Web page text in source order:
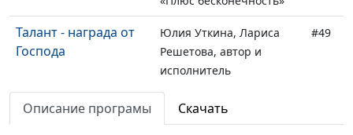
Талант - награда от
Господа
Юлия Уткина, Лариса
Решетова, автор и
исполнитель
христианских песен
#49
Бог мне прибежище
Юлия Уткина, Елизавета
#47
Описание програмы Скачать